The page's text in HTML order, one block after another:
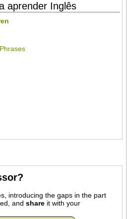
aprender Inglês
introducing the gaps in the part
andshare it with your